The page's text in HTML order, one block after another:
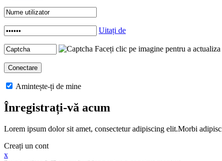
Uitați de
Faceți clic pe imagine pentru a actualiza
Amintește-ți de mine
Înregistrați-vă acum
Lorem ipsum dolor sit amet, consectetur adipiscing elit.Morbi
Creați un cont
x